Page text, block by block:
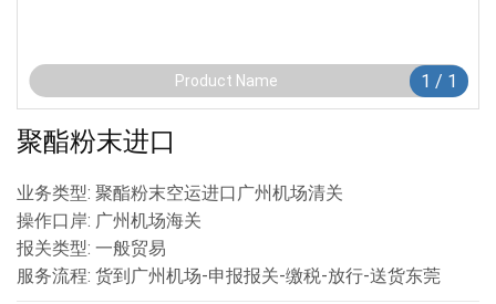
Product Name 1 / 1
聚酯粉末进口
业务类型: 聚酯粉末空运进口广州机场清关
操作口岸: 广州机场海关
报关类型: 一般贸易
服务流程: 货到广州机场-申报报关-缴税-放行-送货东莞